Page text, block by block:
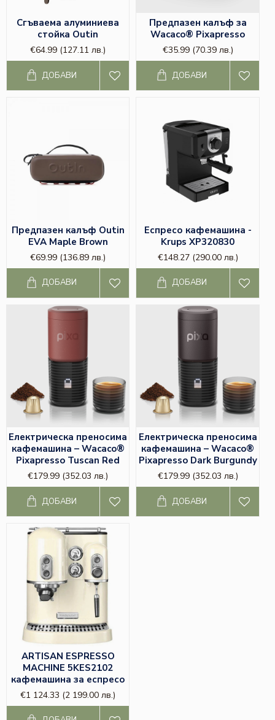
Сгъваема алуминиева
стойка Outin
€64.99 (127.11 лв.)
ДОБАВИ
Предпазен калъф за
Wacaco® Pixapresso
€35.99 (70.39 лв.)
ДОБАВИ
Предпазен калъф Outin
EVA Maple Brown
€69.99 (136.89 лв.)
ДОБАВИ
Еспресо кафемашина -
Krups XP320830
€148.27 (290.00 лв.)
ДОБАВИ
Електрическа преносима
кафемашина – Wacaco®
Pixapresso Tuscan Red
€179.99 (352.03 лв.)
ДОБАВИ
Електрическа преносима
кафемашина – Wacaco®
Pixapresso Dark Burgundy
€179.99 (352.03 лв.)
ДОБАВИ
ARTISAN ESPRESSO
MACHINE 5KES2102
кафемашина за еспресо
€1 124.33 (2 199.00 лв.)
Не, благодаря